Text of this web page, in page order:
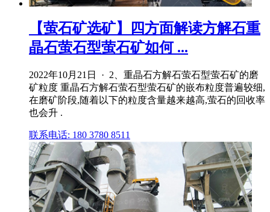
【萤石矿选矿】四方面解读方解石重
晶石萤石型萤石矿如何 ...
2022年10月21日 · 2、重晶石方解石萤石型萤石矿的磨
矿粒度 重晶石方解石萤石型萤石矿的嵌布粒度普遍较细,
在磨矿阶段,随着以下的粒度含量越来越高,萤石的回收率
也会升 .
联系电话: 180 3780 8511